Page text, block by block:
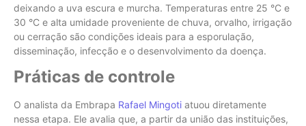
deixando a uva escura e murcha. Temperaturas entre 25 °C e
30 °C e alta umidade proveniente de chuva, orvalho, irrigação
ou cerração são condições ideais para a esporulação,
disseminação, infecção e o desenvolvimento da doença.
Práticas de controle
O analista da Embrapa Rafael Mingoti atuou diretamente
nessa etapa. Ele avalia que, a partir da união das instituições,